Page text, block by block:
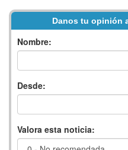
Danos tu opinión
Nombre:
Desde:
Valora esta noticia: